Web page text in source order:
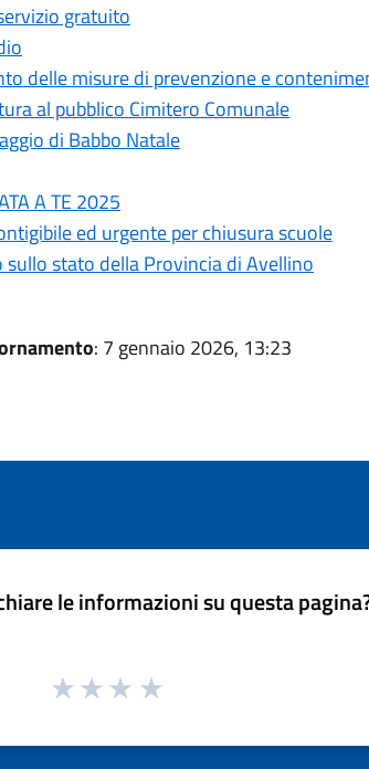
gratuito
delle misure di prevenzione e
al pubblico Cimitero Comunale
di Babbo Natale
A TE 2025
ed urgente per chiusura scuole
sullo stato della Provincia di Avellino
: 7 gennaio 2026, 13:23
le informazioni su questa